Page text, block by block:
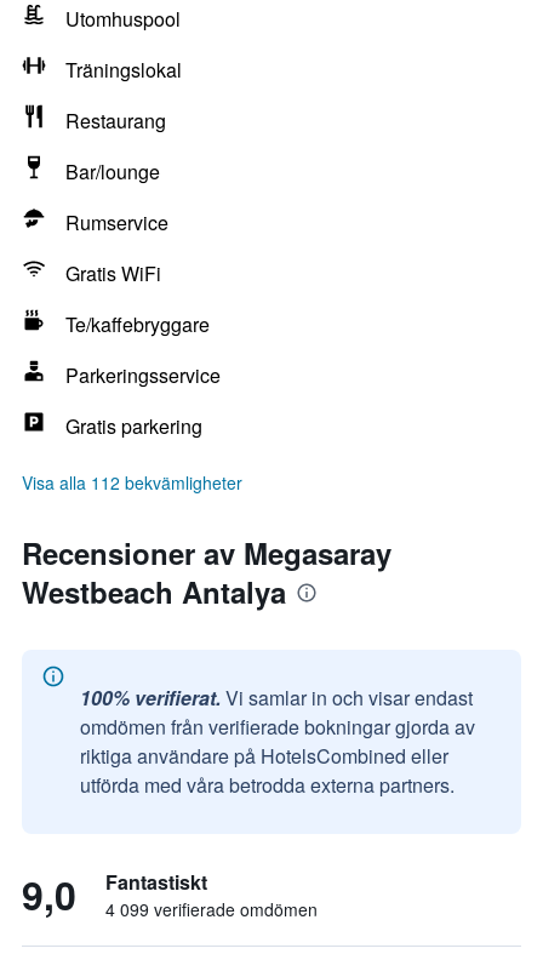
Utomhuspool
Träningslokal
Restaurang
Bar/lounge
Rumservice
Gratis WiFi
Te/kaffebryggare
Parkeringsservice
Gratis parkering
Visa alla 112 bekvämligheter
Recensioner av Megasaray
Westbeach Antalya
100% verifierat. Vi samlar in och visar endast
omdömen från verifierade bokningar gjorda av
riktiga användare på HotelsCombined eller
utförda med våra betrodda externa partners.
9,0 Fantastiskt
4 099 verifierade omdömen